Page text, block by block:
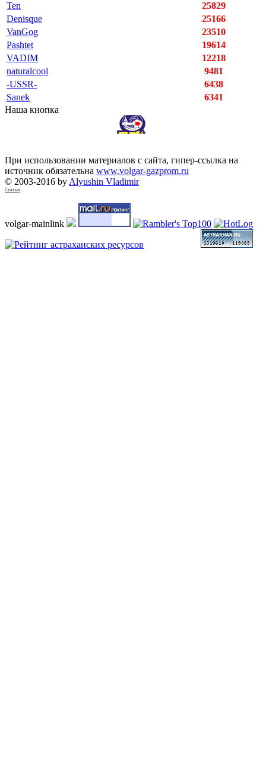
Ten
25829
Denisque
25166
VanGog
23510
Pashtet
19614
VADIM
12218
naturalcool
9481
-USSR-
6438
Sanek
6341
Наша кнопка
При использовании материалов с сайта, гипер-ссылка на
источник обязательна www.volgar-gazprom.ru
© 2003-2016 by Alyushin Vladimir
Статьи
volgar-mainlink